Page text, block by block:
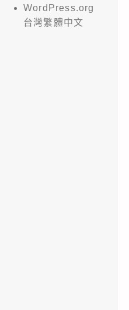
WordPress.org
台灣繁體中文